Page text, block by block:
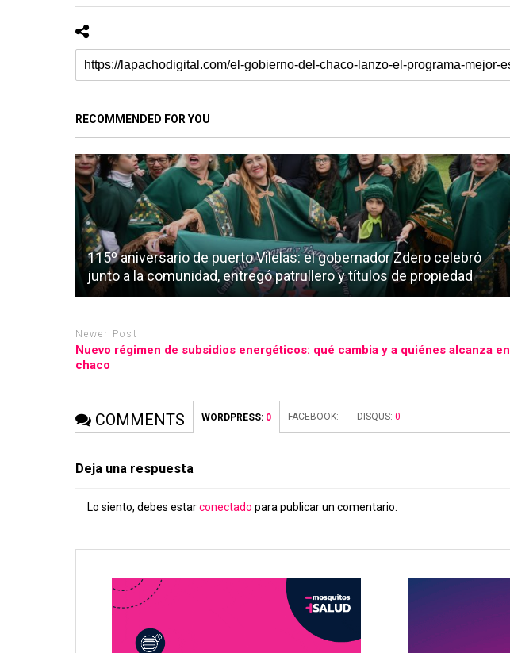
RECOMMENDED FOR YOU
115º aniversario de puerto Vilelas: el gobernador Zdero celebró
junto a la comunidad, entregó patrullero y títulos de propiedad
Newer Post
Nuevo régimen de subsidios energéticos: qué cambia y a quiénes alcanza en
chaco
COMMENTS WORDPRESS: 0 FACEBOOK: DISQUS:0
Deja una respuesta
Lo siento, debes estarconectado para publicar un comentario.